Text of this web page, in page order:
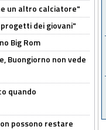
un altro calciatore"
dei giovani"
Big Rom
Buongiorno non vede
quando
possono restare